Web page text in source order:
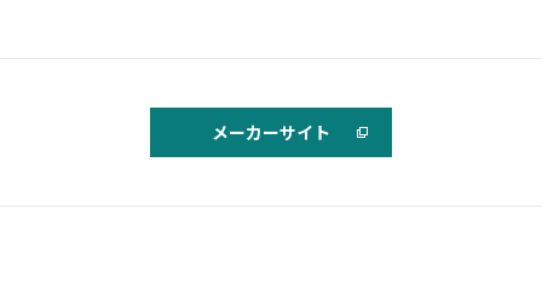
メーカーサイト